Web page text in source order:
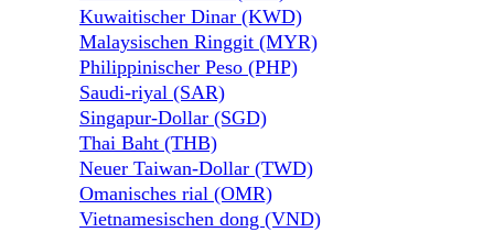
Kuwaitischer Dinar (KWD)
Malaysischen Ringgit (MYR)
Philippinischer Peso (PHP)
Saudi-riyal (SAR)
Singapur-Dollar (SGD)
Thai Baht (THB)
Neuer Taiwan-Dollar (TWD)
Omanisches rial (OMR)
Vietnamesischen dong (VND)